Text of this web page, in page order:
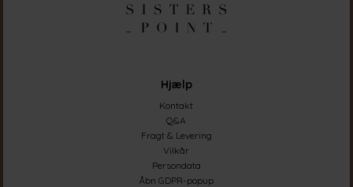
Hjælp
Kontakt
Q&A
Fragt & Levering
Vilkår
Persondata
Åbn GDPR-popup